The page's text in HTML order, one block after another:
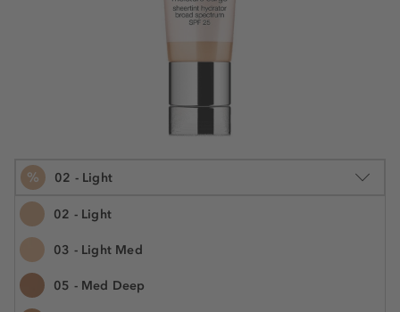
% 02 - Light
02 - Light
03 - Light Med
05 - Med Deep
40 ml